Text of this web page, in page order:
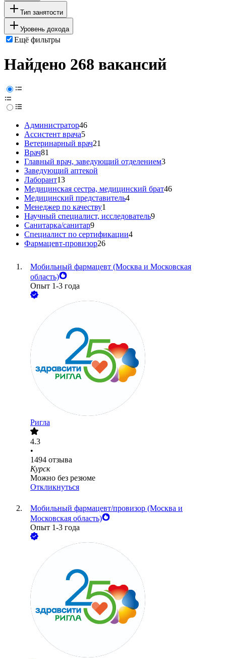
Тип занятости
Уровень дохода
Ещё фильтры
Найдено 268 вакансий
Администратор46
Ассистент врача5
Ветеринарный врач21
Врач81
Главный врач, заведующий отделением3
Заведующий аптекой
Лаборант13
Медицинская сестра, медицинский брат46
Медицинский представитель4
Менеджер по качеству1
Научный специалист, исследователь9
Санитарка/санитар9
Специалист по сертификации4
Фармацевт-провизор26
Мобильный фармацевт (Москва и Московская
область)
Опыт 1-3 года
Ригла
4.3
•
1494 отзыва
Курск
Можно без резюме
Откликнуться
Мобильный фармацевт/провизор (Москва и
Московская область)
Опыт 1-3 года